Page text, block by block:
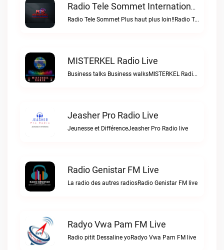
Radio Tele Sommet Internationale Live
Radio Tele Sommet Plus haut plus loin!!Radio Tele Sommet Internationale live
MISTERKEL Radio Live
Business talks Business walksMISTERKEL Radio live
Jeasher Pro Radio Live
Jeunesse et DifférenceJeasher Pro Radio live
Radio Genistar FM Live
La radio des autres radiosRadio Genistar FM live
Radyo Vwa Pam FM Live
Radio pitit Dessaline yoRadyo Vwa Pam FM live